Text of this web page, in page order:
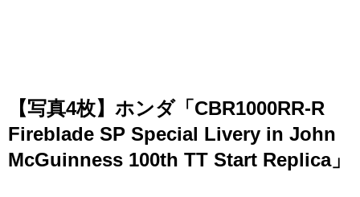
【写真4枚】ホンダ「CBR1000RR-R
Fireblade SP Special Livery in John
McGuinness 100th TT Start Replica」